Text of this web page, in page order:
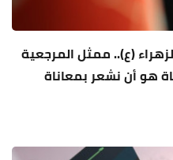
(ع).. ممثل المرجعية
هو أن نشعر بمعاناة